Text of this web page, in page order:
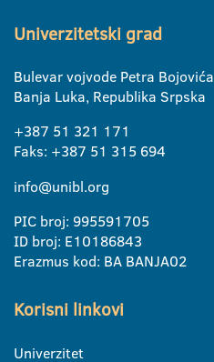
Univerzitetski grad
Bulevar vojvode Petra Bojovića
Banja Luka, Republika Srpska
+387 51 321 171
Faks: +387 51 315 694
info@unibl.org
PIC broj: 995591705
ID broj: E10186843
Erazmus kod: BA BANJA02
Korisni linkovi
Univerzitet